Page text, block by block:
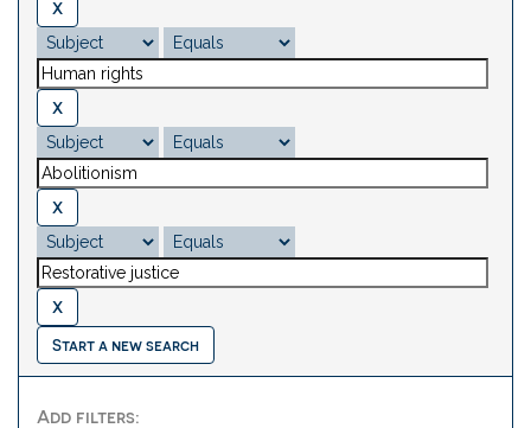
Start a new search
Add filters: